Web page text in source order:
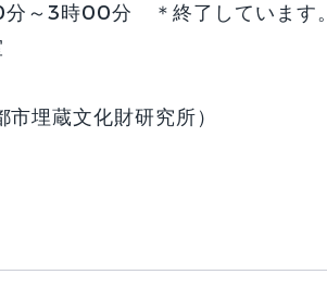
～3時00分 ＊終了しています。
埋蔵文化財研究所）